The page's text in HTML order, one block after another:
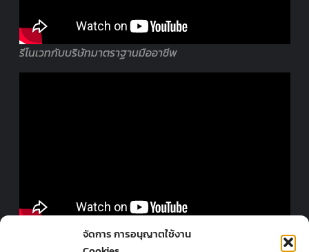
จัดการ การอนุญาตใช้งาน
รีโนเวทกับบริษัทมาตราฐานมืออาชีพ
ออกแบบร้านโดยมืออาชีพ